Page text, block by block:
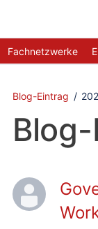
Fachnetzwerke
Blog-Eintrag